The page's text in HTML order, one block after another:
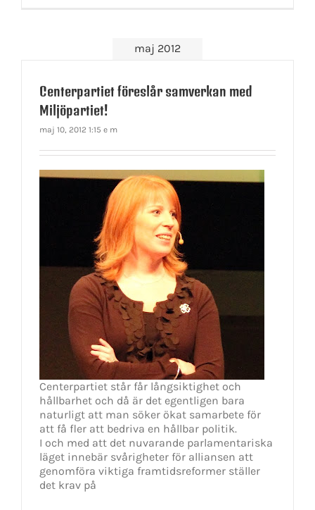
maj 2012
Centerpartiet föreslår samverkan med
Miljöpartiet!
maj 10, 2012 1:15 e m
Centerpartiet står får långsiktighet och
hållbarhet och då är det egentligen bara
naturligt att man söker ökat samarbete för
att få fler att bedriva en hållbar politik.
I och med att det nuvarande parlamentariska
läget innebär svårigheter för alliansen att
genomföra viktiga framtidsreformer ställer
det krav på